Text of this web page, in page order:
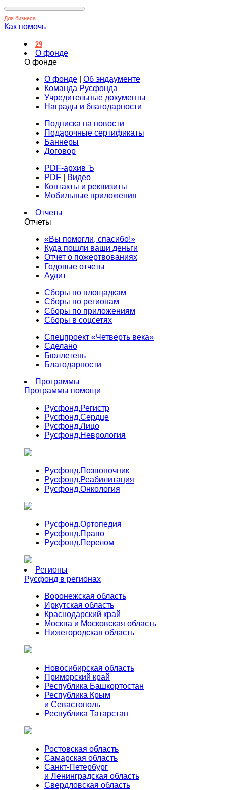
Для бизнеса
Как помочь
29
О фонде
О фонде
О фонде
Об эндаументе
Команда Русфонда
Учредительные документы
Награды и благодарности
Подписка на новости
Подарочные сертификаты
Баннеры
Договор
PDF-архив Ъ
PDF
Видео
Контакты и реквизиты
Мобильные приложения
Отчеты
Отчеты
«Вы помогли, спасибо!»
Куда пошли ваши деньги
Отчет о пожертвованиях
Годовые отчеты
Аудит
Сборы по площадкам
Сборы по регионам
Сборы по приложениям
Сборы в соцсетях
Спецпроект «Четверть века»
Сделано
Бюллетень
Благодарности
Программы
Программы помощи
Русфонд.Регистр
Русфонд.Сердце
Русфонд.Лицо
Русфонд.Неврология
Русфонд.Позвоночник
Русфонд.Реабилитация
Русфонд.Онкология
Русфонд.Ортопедия
Русфонд.Право
Русфонд.Перелом
Регионы
Русфонд в регионах
Воронежская область
Иркутская область
Краснодарский край
Москва и Московская область
Нижегородская область
Новосибирская область
Приморский край
Республика Башкортостан
Республика Крым
и Севастополь
Республика Татарстан
Ростовская область
Самарская область
Санкт-Петербург
и Ленинградская область
Свердловская область